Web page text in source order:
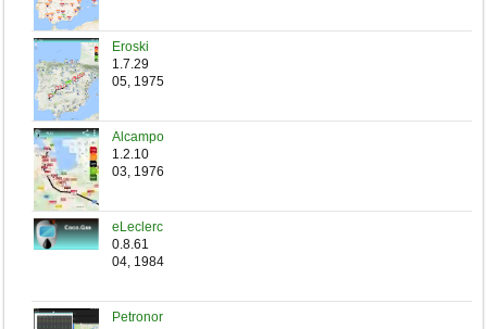
Eroski
1.7.29
05, 1975
Alcampo
1.2.10
03, 1976
eLeclerc
0.8.61
04, 1984
Petronor